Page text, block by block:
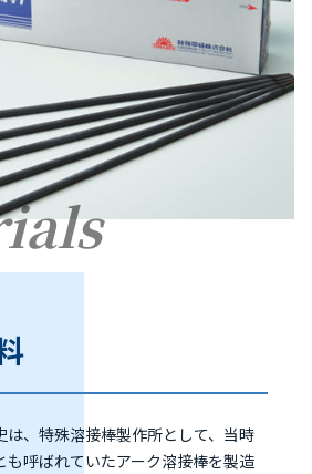
は、特殊溶接棒製作所として、当時
も呼ばれていたアーク溶接棒を製造